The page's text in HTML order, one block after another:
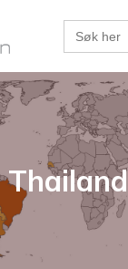
Search
for:
Thailand